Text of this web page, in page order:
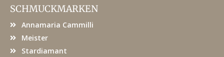
e
b
o
SCHMUCKMARKEN
Annamaria Cammilli
Meister
Stardiamant